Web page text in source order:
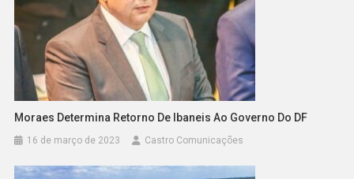
Moraes Determina Retorno De Ibaneis Ao Governo Do DF
16 de março de 2023 Castro Comunicações